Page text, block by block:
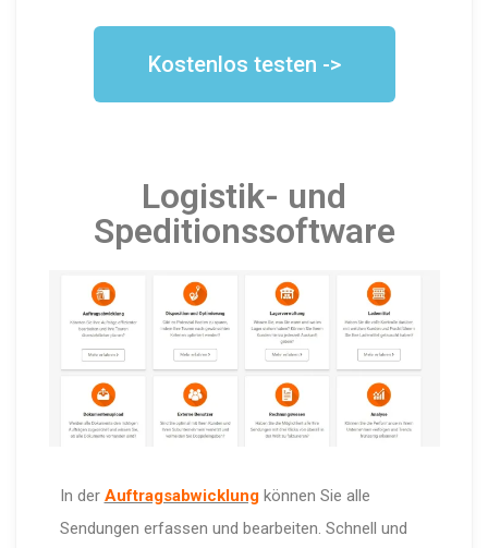
Kostenlos testen ->
Logistik- und
Speditionssoftware
In der Auftragsabwicklungkönnen Sie alle
Sendungen erfassen und bearbeiten. Schnell und